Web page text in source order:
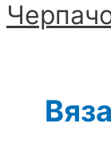
Перейти
к